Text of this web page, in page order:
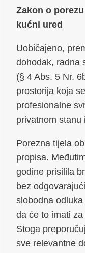
Zakon o
kućni ured
Uobičajeno,
dohodak, radna
(§ 4 Abs. 5 Nr.
prostorija koja
profesionalne
privatnom stanu
Porezna tijela
propisa.
godine prisilila
bez
slobodna
da će to imati
Stoga
sve relevantne